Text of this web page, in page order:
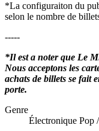
*La configuraiton du
selon le nombre de
-----
*Il est a noter que Le
Nous acceptons les
achats de billets se fait
porte.
Genre
Électronique Pop